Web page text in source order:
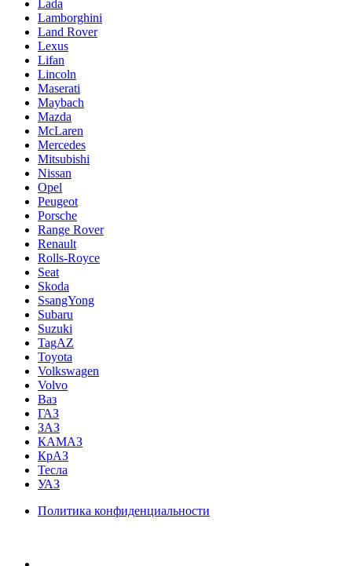
Lada
Lamborghini
Land Rover
Lexus
Lifan
Lincoln
Maserati
Maybach
Mazda
McLaren
Mercedes
Mitsubishi
Nissan
Opel
Peugeot
Porsche
Range Rover
Renault
Rolls-Royce
Seat
Skoda
SsangYong
Subaru
Suzuki
TagAZ
Toyota
Volkswagen
Volvo
Ваз
ГАЗ
ЗАЗ
КАМАЗ
КрАЗ
Тесла
УАЗ
Политика конфиденциальности